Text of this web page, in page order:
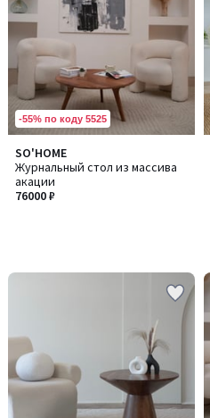
-55% по коду 5525
SO'HOME
Журнальный стол из массива
акации
76000 ₽